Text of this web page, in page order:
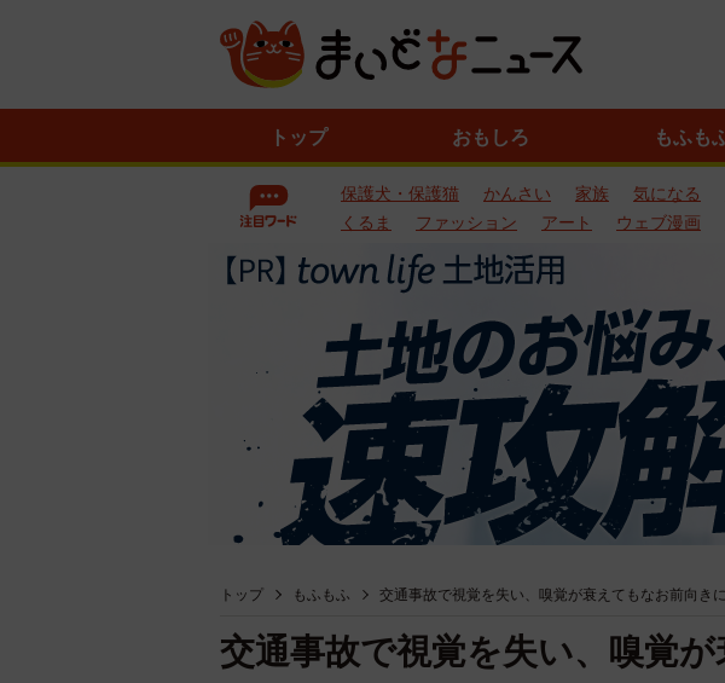
トップ おもしろ もふも
保護犬・保護猫 かんさい 家族 気になる
くるま
ファッション アート ウェブ漫画
トップ もふもふ 交通事故で視覚を失い、嗅覚が衰えてもなお前向き
交通事故で視覚を失い、嗅覚